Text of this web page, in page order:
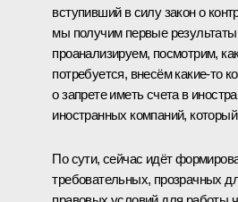
вступивший в силу закон о
мы получим первые результаты
проанализируем, посмотрим,
потребуется, внесём какие‑то
о запрете иметь счета в
иностранных компаний,
По сути, сейчас идёт
требовательных, прозрачных